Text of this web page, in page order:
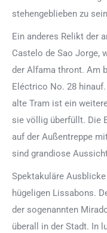
stehengeblieben zu
Ein anderes Relikt der
Castelo de Sao Jorge,
der Alfama thront. Am
Eléctrico No. 28
alte Tram ist ein
sie völlig überfüllt. Die
auf der Außentreppe
sind grandiose
Spektakuläre
hügeligen Lissabons.
der sogenannten
überall in der Stadt. In